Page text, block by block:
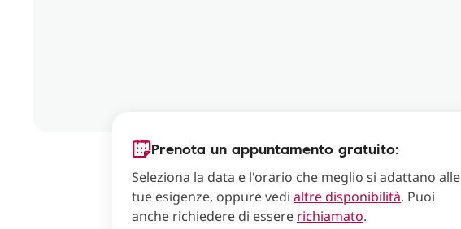
Prenota un appuntamento gratuito:
Seleziona la data e l'orario che meglio si adattano alle
tue esigenze, oppure vedi altre disponibilità. Puoi
anche richiedere di essere richiamato.